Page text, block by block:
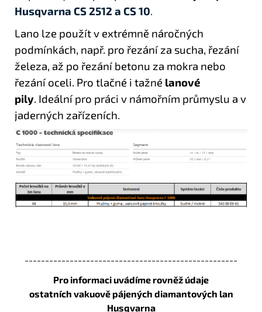
Husqvarna CS 2512 a CS 10.
Lano lze použít v extrémně náročných
podmínkách, např. pro řezání za sucha, řezání
železa, až po řezání betonu za mokra nebo
řezání oceli. Pro tlačné i tažné lanové
pily. Ideální pro práci v námořním průmyslu a v
jaderných zařízeních.
----------------------------------------------------
Pro informaci uvádíme rovněž údaje
ostatních vakuově pájených diamantových lan
Husqvarna